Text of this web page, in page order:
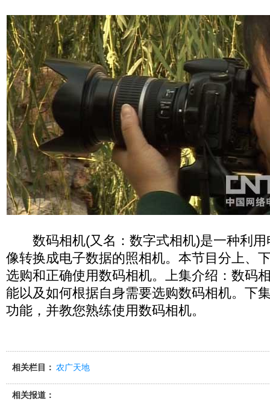
数码相机(又名：数字式相机)是一种利用
像转换成电子数据的照相机。本节目分上、
选购和正确使用数码相机。上集介绍：数码
能以及如何根据自身需要选购数码相机。下
功能，并教您熟练使用数码相机。
相关栏目： 农广天地
相关报道：